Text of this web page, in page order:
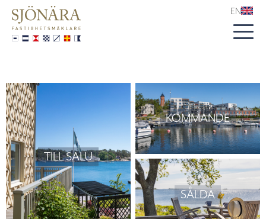
EN
TILL SALU
KOMMANDE
SÅLDA